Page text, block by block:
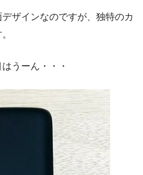
ザインなのですが、独特のカ
うーん・・・